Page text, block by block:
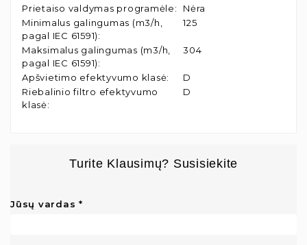
Prietaiso valdymas programėle:
Nėra
Minimalus galingumas (m3/h,
pagal IEC 61591):
125
Maksimalus galingumas (m3/h,
pagal IEC 61591):
304
Apšvietimo efektyvumo klasė:
D
Riebalinio filtro efektyvumo
klasė:
D
Turite Klausimų? Susisiekite
Jūsų vardas